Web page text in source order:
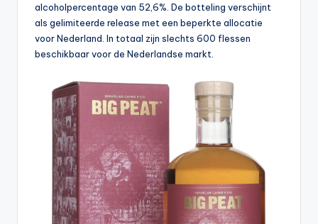
alcoholpercentage van 52,6%. De botteling verschijnt
als gelimiteerde release met een beperkte allocatie
voor Nederland. In totaal zijn slechts 600 flessen
beschikbaar voor de Nederlandse markt.